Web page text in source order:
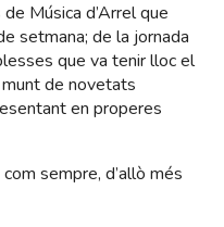
Música d’Arrel que
setmana; de la jornada
que va tenir lloc el
munt de novetats
en properes
sempre, d’allò més